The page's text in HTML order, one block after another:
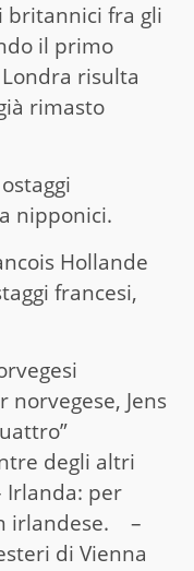
britannici fra gli
il primo
risulta
rimasto
nipponici.
Hollande
francesi,
Jens
degli altri
per
irlandese. –
di Vienna